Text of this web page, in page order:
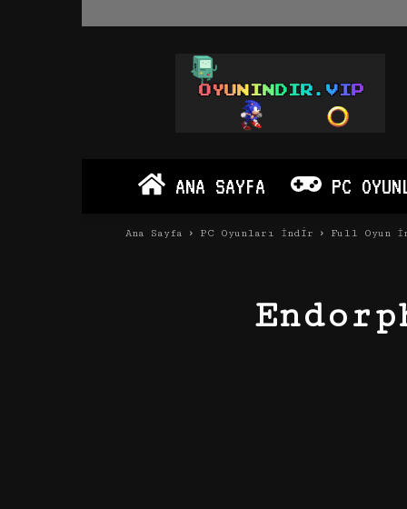
Oyun
İndir
PC
Android
ANA SAYFA PC
Ana Sayfa PC Oyunları İndir Full Oyun